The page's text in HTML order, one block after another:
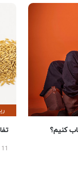
کنیم؟